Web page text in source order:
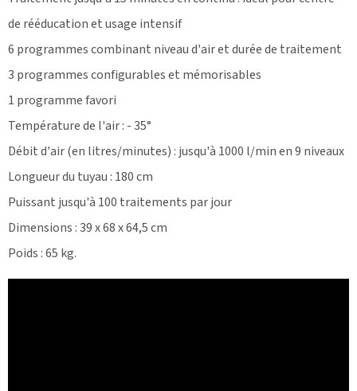
de rééducation et usage intensif
6 programmes combinant niveau d'air et durée de traitement
3 programmes configurables et mémorisables
1 programme favori
Température de l'air : - 35°
Débit d'air (en litres/minutes) : jusqu'à 1000 l/min en 9 niveaux
Longueur du tuyau : 180 cm
Puissant jusqu'à 100 traitements par jour
Dimensions : 39 x 68 x 64,5 cm
Poids : 65 kg.